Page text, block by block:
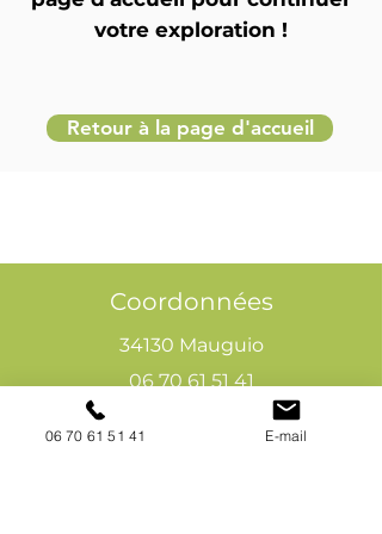
votre exploration !
Retour à la page d'accueil
Coordonnées
34130 Mauguio
06 70 61 51 41
cogivia@gmail.com
06 70 61 51 41 E-mail